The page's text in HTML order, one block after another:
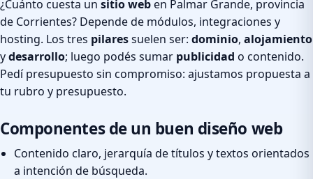
¿Cuánto cuesta un sitio weben Palmar Grande, provincia
de Corrientes? Depende de módulos, integraciones y
hosting. Los tres pilaressuelen ser: dominio, alojamiento
ydesarrollo; luego podés sumar publicidad o contenido.
Pedí presupuesto sin compromiso: ajustamos propuesta a
tu rubro y presupuesto.
Componentes de un buen diseño web
Contenido claro, jerarquía de títulos y textos orientados
a intención de búsqueda.